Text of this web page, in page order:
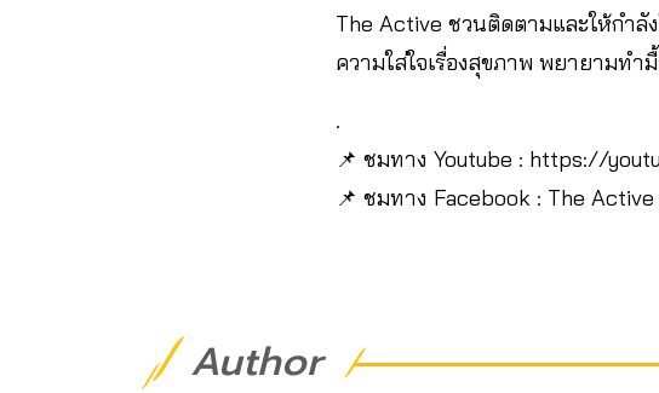
The Active ชวนติดตามและให้กำลั
ความใส่ใจเรื่องสุขภาพ พยายามทำ
.
📌 ชมทาง Youtube : https://
📌 ชมทาง Facebook : The Active
Author